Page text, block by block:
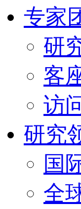
专家
研
客
访
研究
国
全